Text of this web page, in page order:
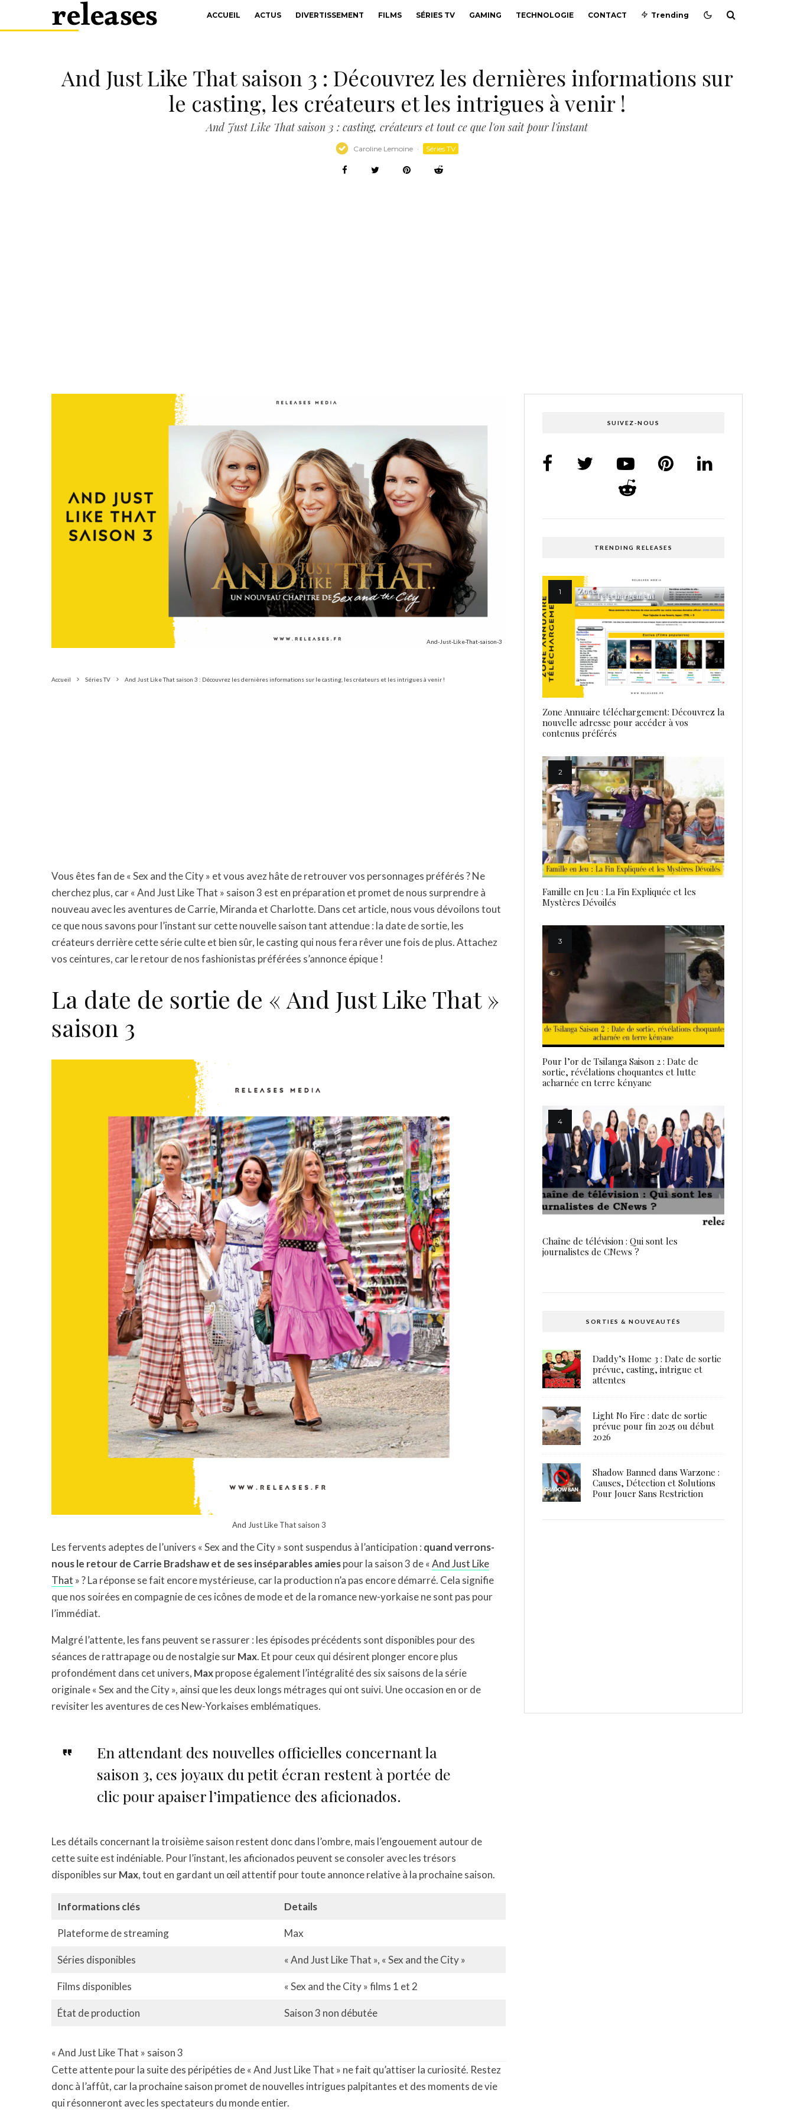
ACCUEIL ACTUS DIVERTISSEMENT FILMS SÉRIES TV GAMING TECHNOLOGIE CONTACT Trending
And Just Like That saison 3 : Découvrez les dernières informations sur
le casting, les créateurs et les intrigues à venir !
And Just Like That saison 3 : casting, créateurs et tout ce que l'on sait pour l'instant
Caroline Lemoine · Séries TV
And-Just-Like-That-saison-3
Accueil Séries TV And Just Like That saison 3 : Découvrez les dernières informations sur le casting, les créateurs et les intrigues à venir !
Vous êtes fan de « Sex and the City » et vous avez hâte de retrouver vos personnages préférés ? Ne
cherchez plus, car « And Just Like That » saison 3 est en préparation et promet de nous surprendre à
nouveau avec les aventures de Carrie, Miranda et Charlotte. Dans cet article, nous vous dévoilons tout
ce que nous savons pour l’instant sur cette nouvelle saison tant attendue : la date de sortie, les
créateurs derrière cette série culte et bien sûr, le casting qui nous fera rêver une fois de plus. Attachez
vos ceintures, car le retour de nos fashionistas préférées s’annonce épique !
La date de sortie de « And Just Like That »
saison 3
And Just Like That saison 3
Les fervents adeptes de l’univers « Sex and the City » sont suspendus à l’anticipation : quand verrons-
nous le retour de Carrie Bradshaw et de ses inséparables amiespour la saison 3 de «And Just Like
That » ? La réponse se fait encore mystérieuse, car la production n’a pas encore démarré. Cela signifie
que nos soirées en compagnie de ces icônes de mode et de la romance new-yorkaise ne sont pas pour
l’immédiat.
Malgré l’attente, les fans peuvent se rassurer : les épisodes précédents sont disponibles pour des
séances de rattrapage ou de nostalgie surMax. Et pour ceux qui désirent plonger encore plus
profondément dans cet univers, Maxpropose également l’intégralité des six saisons de la série
originale « Sex and the City », ainsi que les deux longs métrages qui ont suivi. Une occasion en or de
revisiter les aventures de ces New-Yorkaises emblématiques.
En attendant des nouvelles officielles concernant la
saison 3, ces joyaux du petit écran restent à portée de
clic pour apaiser l’impatience des aficionados.
Les détails concernant la troisième saison restent donc dans l’ombre, mais l’engouement autour de
cette suite est indéniable. Pour l’instant, les aficionados peuvent se consoler avec les trésors
disponibles surMax, tout en gardant un œil attentif pour toute annonce relative à la prochaine saison.
Informations clés Details
Plateforme de streaming Max
Séries disponibles « And Just Like That », « Sex and the City »
Films disponibles « Sex and the City » films 1 et 2
État de production Saison 3 non débutée
« And Just Like That » saison 3
Cette attente pour la suite des péripéties de « And Just Like That » ne fait qu’attiser la curiosité. Restez
donc à l’affût, car la prochaine saison promet de nouvelles intrigues palpitantes et des moments de vie
qui résonneront avec les spectateurs du monde entier.
SUIVEZ-NOUS
TRENDING RELEASES
Zone Annuaire téléchargement: Découvrez la
nouvelle adresse pour accéder à vos
contenus préférés
Famille en Jeu : La Fin Expliquée et les
Mystères Dévoilés
Pour l’or de Tsilanga Saison 2 : Date de
sortie, révélations choquantes et lutte
acharnée en terre kényane
Chaîne de télévision : Qui sont les
journalistes de CNews ?
SORTIES & NOUVEAUTÉS
Daddy’s Home 3 : Date de sortie
prévue, casting, intrigue et
attentes
Light No Fire : date de sortie
prévue pour fin 2025 ou début
2026
Shadow Banned dans Warzone :
Causes, Détection et Solutions
Pour Jouer Sans Restriction